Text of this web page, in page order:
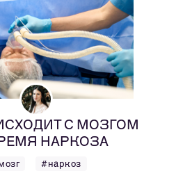
С МОЗГОМ
НАРКОЗА
#наркоз